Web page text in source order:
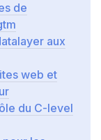
de
aux
web et
du C-level